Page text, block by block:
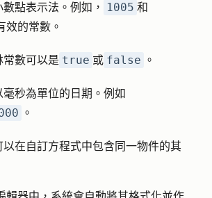
點表示法。例如，
1005 和
效的常數。
常數可以是 true 或 false 。
毫秒為單位的日期。例如
。
以在自訂方程式中包含同一物件的其